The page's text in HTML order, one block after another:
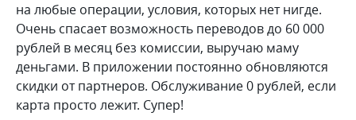
на любые операции, условия, которых нет нигде.
Очень спасает возможность переводов до 60 000
рублей в месяц без комиссии, выручаю маму
деньгами. В приложении постоянно обновляются
скидки от партнеров. Обслуживание 0 рублей, если
карта просто лежит. Супер!